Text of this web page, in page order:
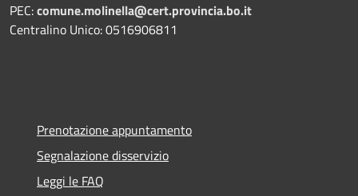
PEC:comune.molinella@cert.provincia.bo.it
Centralino Unico: 0516906811
Prenotazione appuntamento
Segnalazione disservizio
Leggi le FAQ